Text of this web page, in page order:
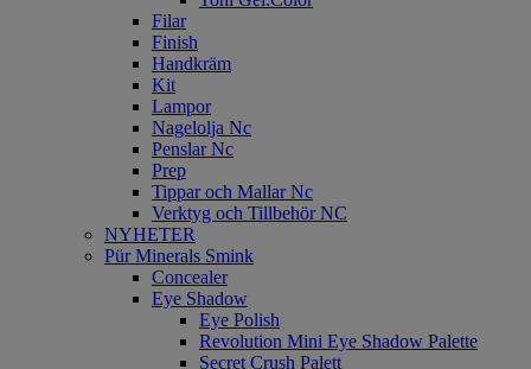
Filar
Finish
Handkräm
Kit
Lampor
Nagelolja Nc
Penslar Nc
Prep
Tippar och Mallar Nc
Verktyg och Tillbehör NC
NYHETER
Pür Minerals Smink
Concealer
Eye Shadow
Eye Polish
Revolution Mini Eye Shadow Palette
Secret Crush Palett